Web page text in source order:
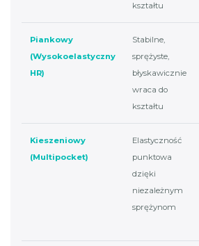
kształtu
Piankowy
(Wysokoelastyczny
HR)
Stabilne,
sprężyste,
błyskawicznie
wraca do
kształtu
Kieszeniowy
(Multipocket)
Elastyczność
punktowa
dzięki
niezależnym
sprężynom